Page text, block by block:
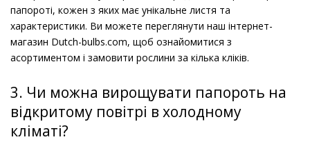
папороті, кожен з яких має унікальне листя та
характеристики. Ви можете переглянути наш інтернет-
магазин Dutch-bulbs.com, щоб ознайомитися з
асортиментом і замовити рослини за кілька кліків.
3. Чи можна вирощувати папороть на
відкритому повітрі в холодному
кліматі?